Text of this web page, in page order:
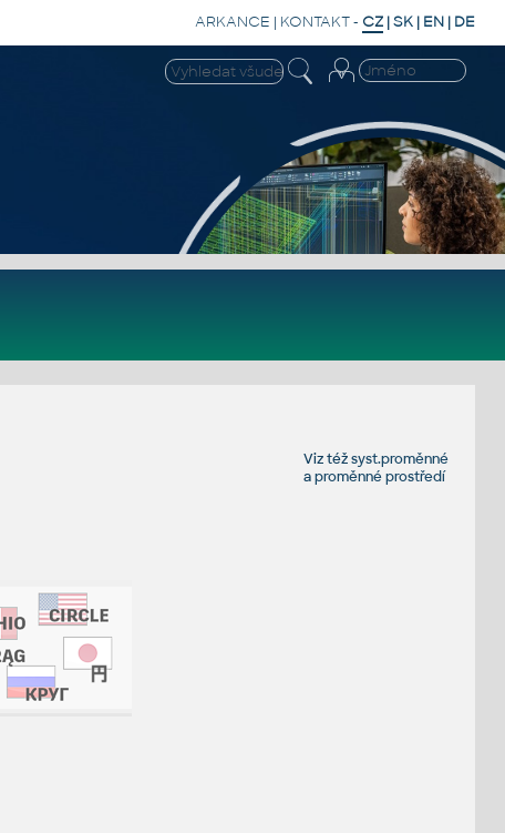
ARKANCE | KONTAKT- CZ |SK | EN | DE
Viz téžsyst.proměnné
aproměnné prostředí